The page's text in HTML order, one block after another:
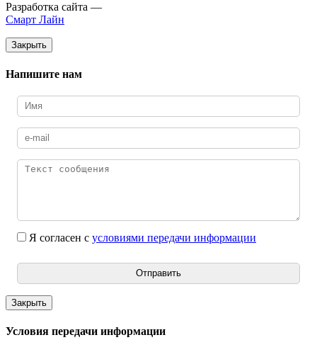
Разработка сайта —
Смарт Лайн
Закрыть
Напишите нам
Я согласен с условиями передачи информации
Отправить
Закрыть
Условия передачи информации